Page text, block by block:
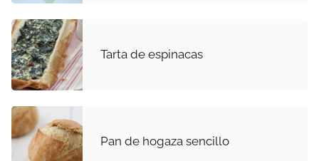
Tarta de espinacas
Pan de hogaza sencillo